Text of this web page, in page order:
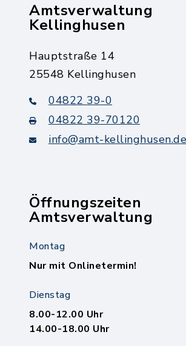
Amtsverwaltung
Kellinghusen
Hauptstraße 14
25548 Kellinghusen
04822 39-0
04822 39-70120
info@amt-kellinghusen.de
Öffnungszeiten
Amtsverwaltung
Montag
Nur mit Onlinetermin!
Dienstag
8.00-12.00 Uhr
14.00-18.00 Uhr